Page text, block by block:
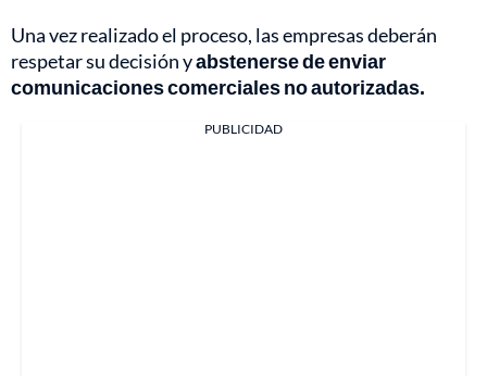
Una vez realizado el proceso, las empresas deberán
respetar su decisión yabstenerse de enviar
comunicaciones comerciales no autorizadas.
PUBLICIDAD